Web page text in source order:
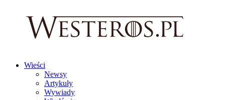
Wieści
Newsy
Artykuły
Wywiady